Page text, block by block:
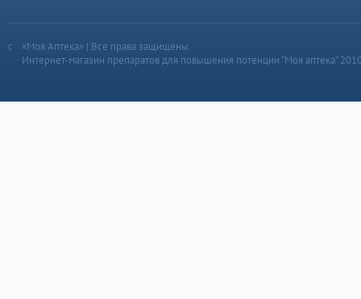
«Моя Аптека» | Все права защищены
Интернет-магазин препаратов для повышения потенции “Моя аптека”